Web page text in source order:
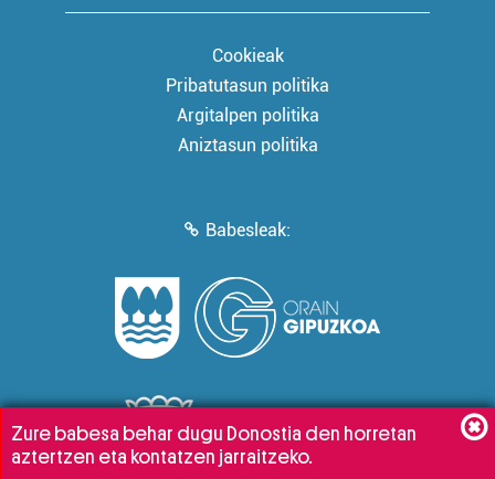
Cookieak
Pribatutasun politika
Argitalpen politika
Aniztasun politika
Babesleak:
Zure babesa behar dugu Donostia den horretan
aztertzen eta kontatzen jarraitzeko.